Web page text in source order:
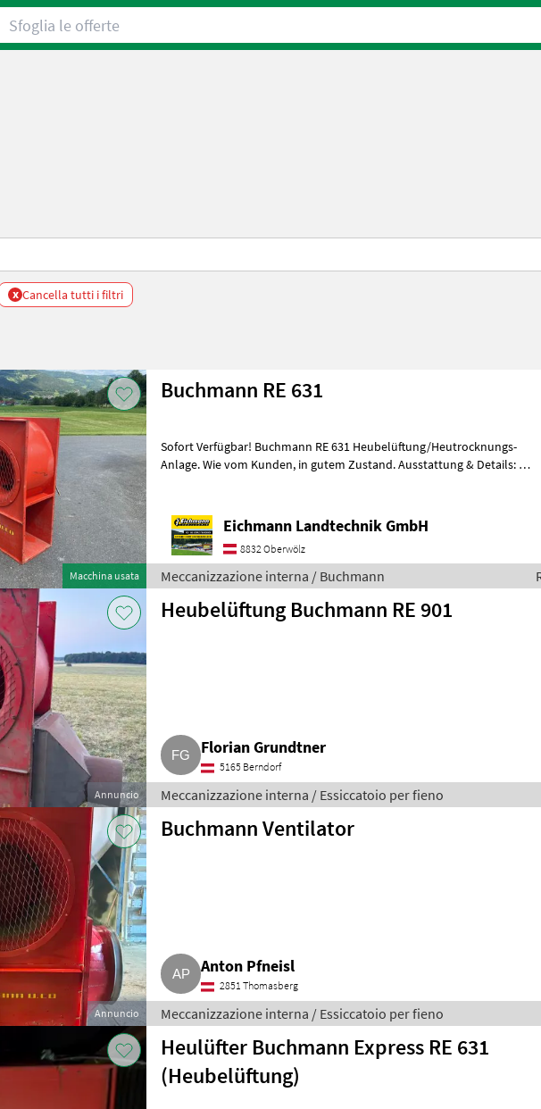
Sfoglia le offerte
x Cancella tutti i filtri
Macchina usata
Buchmann RE 631
Sofort Verfügbar! Buchmann RE 631 Heubelüftung/Heutrocknungs-
Anlage. Wie vom Kunden, in gutem Zustand. Ausstattung & Details: -
Eichmann Landtechnik GmbH
8832 Oberwölz
Meccanizzazione interna / Buchmann
Annuncio
Heubelüftung Buchmann RE 901
Florian Grundtner
5165 Berndorf
Meccanizzazione interna / Essiccatoio per fieno
Annuncio
Buchmann Ventilator
Anton Pfneisl
2851 Thomasberg
Meccanizzazione interna / Essiccatoio per fieno
Heulüfter Buchmann Express RE 631
(Heubelüftung)